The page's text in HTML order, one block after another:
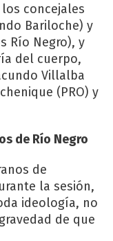
concejales
Bariloche) y
Río Negro), y
del cuerpo,
Villalba
(PRO) y
de Río Negro
de
la sesión,
ideología, no
de que